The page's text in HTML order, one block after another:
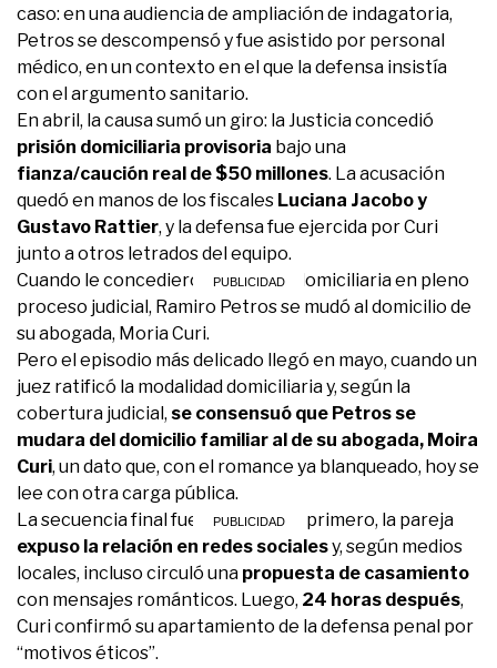
caso: en una audiencia de ampliación de indagatoria,
Petros se descompensó y fue asistido por personal
médico, en un contexto en el que la defensa insistía
con el argumento sanitario.
En abril, la causa sumó un giro: la Justicia concedió
prisión domiciliaria provisoria bajo una
fianza/caución real de $50 millones. La acusación
quedó en manos de los fiscales Luciana Jacobo y
Gustavo Rattier, y la defensa fue ejercida por Curi
junto a otros letrados del equipo.
Cuando le concedieron la prisión domiciliaria en pleno
proceso judicial, Ramiro Petros se mudó al domicilio de
su abogada, Moria Curi.
Pero el episodio más delicado llegó en mayo, cuando un
juez ratificó la modalidad domiciliaria y, según la
cobertura judicial, se consensuó que Petros se
mudara del domicilio familiar al de su abogada, Moira
Curi, un dato que, con el romance ya blanqueado, hoy se
lee con otra carga pública.
La secuencia final fue vertiginosa: primero, la pareja
expuso la relación en redes socialesy, según medios
locales, incluso circuló una propuesta de casamiento
con mensajes románticos. Luego, 24 horas después,
Curi confirmó su apartamiento de la defensa penal por
“motivos éticos”.